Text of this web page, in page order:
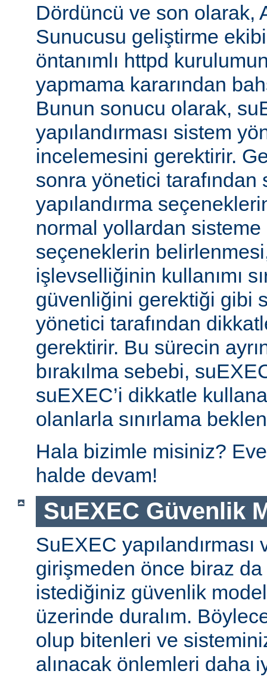
Dördüncü ve son olarak,
Sunucusu geliştirme
öntanımlı httpd
yapmama kararından
Bunun sonucu olarak,
yapılandırması sistem
incelemesini gerektirir.
sonra yönetici tarafından
yapılandırma
normal yollardan sisteme
seçeneklerin
işlevselliğinin kullanımı
güvenliğini gerektiği gibi
yönetici tarafından
gerektirir. Bu sürecin
bırakılma sebebi,
suEXEC’i dikkatle
olanlarla sınırlama
Hala bizimle misiniz?
halde devam!
SuEXEC Güvenlik
SuEXEC
girişmeden önce biraz
istediğiniz güvenlik
üzerinde duralım.
olup bitenleri ve
alınacak önlemleri daha